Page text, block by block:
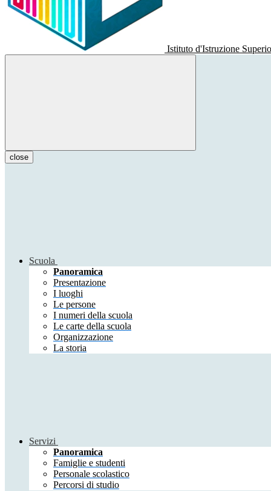
Istituto d'Istruzione
close
Scuola
Panoramica
Presentazione
I luoghi
Le persone
I numeri della scuola
Le carte della scuola
Organizzazione
La storia
Servizi
Panoramica
Famiglie e studenti
Personale scolastico
Percorsi di studio